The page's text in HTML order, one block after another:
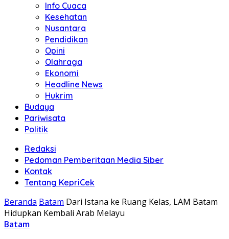
Info Cuaca
Kesehatan
Nusantara
Pendidikan
Opini
Olahraga
Ekonomi
Headline News
Hukrim
Budaya
Pariwisata
Politik
Redaksi
Pedoman Pemberitaan Media Siber
Kontak
Tentang KepriCek
Beranda Batam Dari Istana ke Ruang Kelas, LAM Batam
Hidupkan Kembali Arab Melayu
Batam